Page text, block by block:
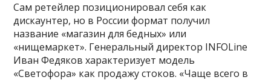
Сам ретейлер позиционировал себя как
дискаунтер, но в России формат получил
название «магазин для бедных» или
«нищемаркет». Генеральный директор INFOLine
Иван Федяков характеризует модель
«Светофора» как продажу стоков. «Чаще всего в